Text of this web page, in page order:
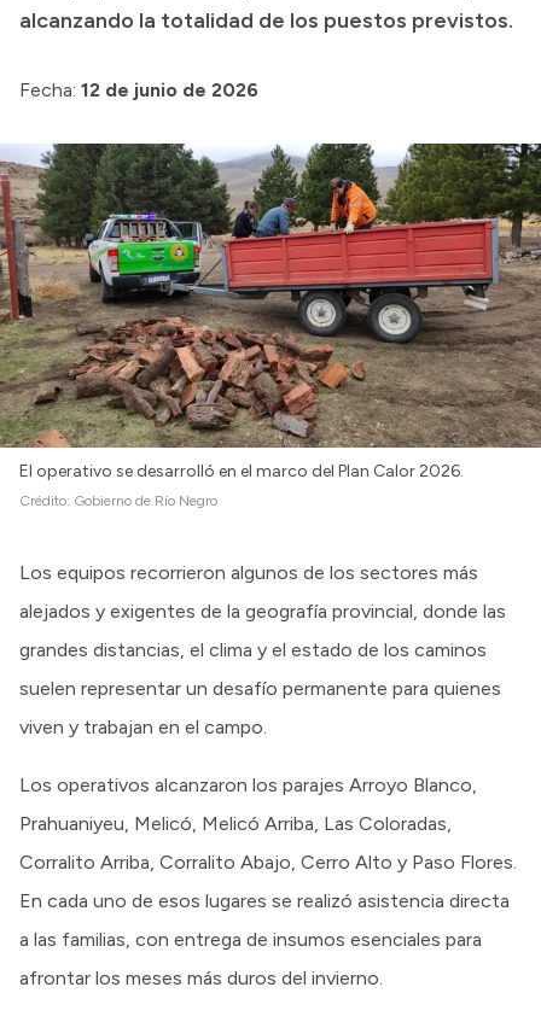
Intranet
alcanzando la totalidad de los puestos previstos.
Fecha: 12 de junio de 2026
El operativo se desarrolló en el marco del Plan Calor 2026.
Crédito: Gobierno de Río Negro
Los equipos recorrieron algunos de los sectores más
alejados y exigentes de la geografía provincial, donde las
grandes distancias, el clima y el estado de los caminos
suelen representar un desafío permanente para quienes
viven y trabajan en el campo.
Los operativos alcanzaron los parajes Arroyo Blanco,
Prahuaniyeu, Melicó, Melicó Arriba, Las Coloradas,
Corralito Arriba, Corralito Abajo, Cerro Alto y Paso Flores.
En cada uno de esos lugares se realizó asistencia directa
a las familias, con entrega de insumos esenciales para
afrontar los meses más duros del invierno.